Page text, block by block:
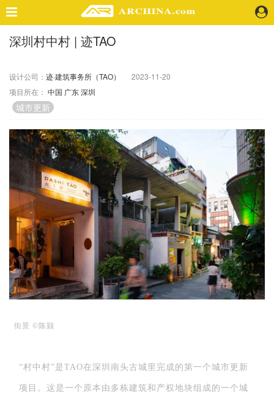
精选案例
景 观
室 内
视 频
头条资讯
业 界
机 构
人 物
地 产
快速搜索
企业招聘
关于投稿
关于我们
深圳村中村 | 迹TAO
设计公司： 迹·建筑事务所（TAO）
2023-11-20
项目所在： 中国 广东深圳
城市更新
街景 ©陈颢
“村中村”是TAO在深圳南头古城里完成的第一个城市更新
项目。这是一个原本由多栋建筑和产权地块组成的一个城